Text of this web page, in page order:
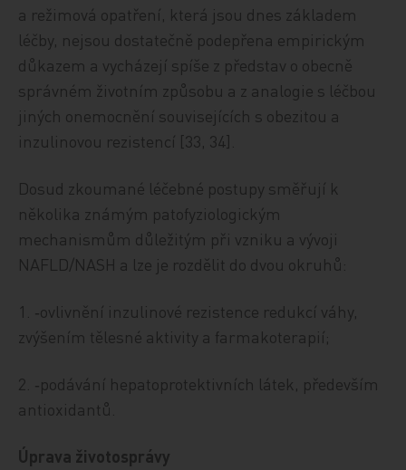
a režimová opatření, která jsou dnes základem
léčby, nejsou dostatečně podepřena empirickým
důkazem a vycházejí spíše z představ o obecně
správném životním způsobu a z analogie s léčbou
jiných onemocnění souvisejících s obezitou a
inzulinovou rezistencí [33, 34].
Dosud zkoumané léčebné postupy směřují k
několika známým patofyziologickým
mechanismům důležitým při vzniku a vývoji
NAFLD/NASH a lze je rozdělit do dvou okruhů:
1. ‑ovlivnění inzulinové rezistence redukcí váhy,
zvýšením tělesné aktivity a farmakoterapií;
2. ‑podávání hepatoprotektivních látek, především
antioxidantů.
Úprava životosprávy